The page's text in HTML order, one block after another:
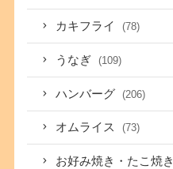
カキフライ (78)
うなぎ (109)
ハンバーグ (206)
オムライス (73)
お好み焼き・たこ焼き